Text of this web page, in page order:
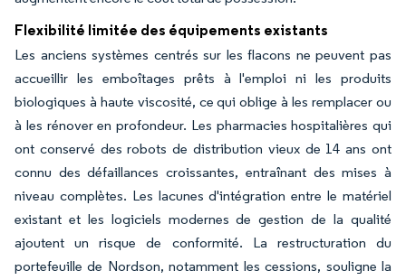
Flexibilité limitée des équipements existants
Les anciens systèmes centrés sur les flacons ne peuvent pas
accueillir les emboîtages prêts à l'emploi ni les produits
biologiques à haute viscosité, ce qui oblige à les remplacer ou
à les rénover en profondeur. Les pharmacies hospitalières qui
ont conservé des robots de distribution vieux de 14 ans ont
connu des défaillances croissantes, entraînant des mises à
niveau complètes. Les lacunes d'intégration entre le matériel
existant et les logiciels modernes de gestion de la qualité
ajoutent un risque de conformité. La restructuration du
portefeuille de Nordson, notamment les cessions, souligne la